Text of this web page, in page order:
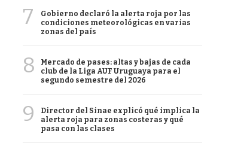
7
Gobierno declaró la alerta roja por las
condiciones meteorológicas en varias
zonas del país
8
Mercado de pases: altas y bajas de cada
club de la Liga AUF Uruguaya para el
segundo semestre del 2026
9
Director del Sinae explicó qué implica la
alerta roja para zonas costeras y qué
pasa con las clases